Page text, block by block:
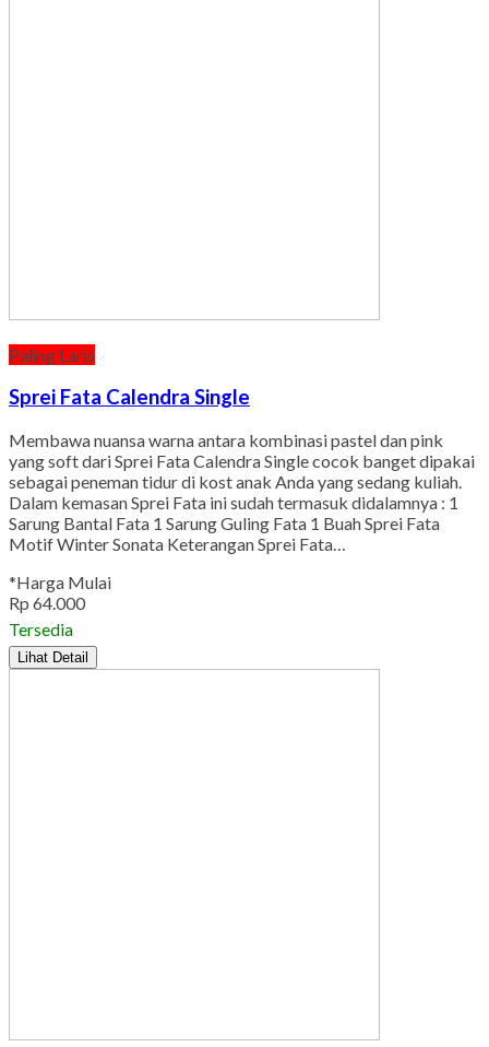
Paling Laris
Sprei Fata Calendra Single
Membawa nuansa warna antara kombinasi pastel dan pink
yang soft dari Sprei Fata Calendra Single cocok banget dipakai
sebagai peneman tidur di kost anak Anda yang sedang kuliah.
Dalam kemasan Sprei Fata ini sudah termasuk didalamnya : 1
Sarung Bantal Fata 1 Sarung Guling Fata 1 Buah Sprei Fata
Motif Winter Sonata Keterangan Sprei Fata…
*Harga Mulai
Rp 64.000
Tersedia
Lihat Detail